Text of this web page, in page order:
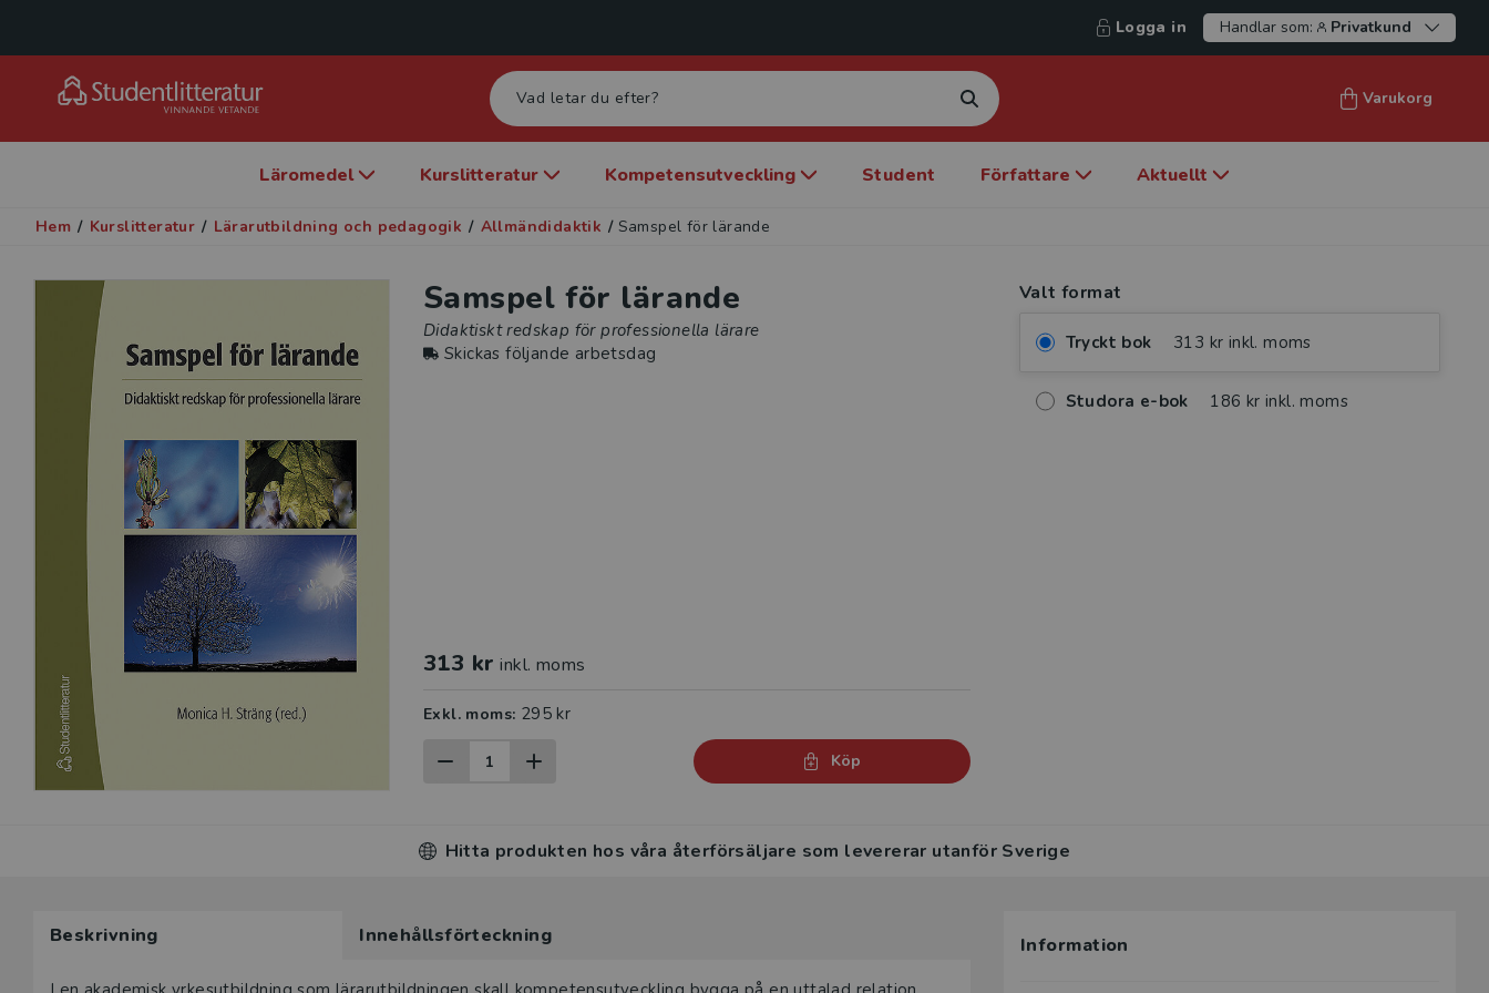
Logga in Handlar som: Privatkund
Varukorg
Läromedel Kurslitteratur Kompetensutveckling Student Författare Aktuellt
Hem / Kurslitteratur / Lärarutbildning och pedagogik / Allmändidaktik / Samspel för lärande
Samspel för lärande
Didaktiskt redskap för professionella lärare
Skickas följande arbetsdag
313 kr inkl. moms
Exkl. moms: 295 kr
Köp
Valt format
Tryckt bok 313 kr inkl. moms
Studora e-bok 186 kr inkl. moms
Hitta produkten hos våra återförsäljare som levererar utanför Sverige
Beskrivning Innehållsförteckning Information